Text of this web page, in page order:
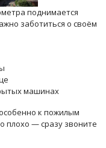
поднимается
заботиться о своём
машинах
к пожилым
плохо — сразу звоните